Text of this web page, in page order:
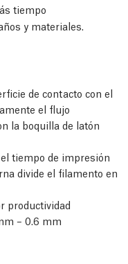
tiempo
y materiales.
de contacto con el
el flujo
la boquilla de latón
tiempo de impresión
divide el filamento en
productividad
– 0.6 mm